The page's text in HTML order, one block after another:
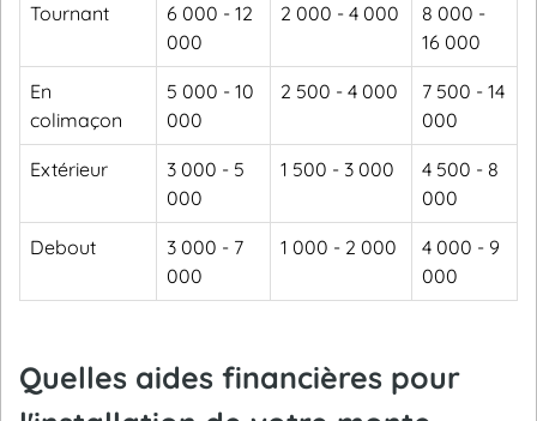
Tournant
6 000 - 12
000
2 000 - 4 000
8 000 -
16 000
En
colimaçon
5 000 - 10
000
2 500 - 4 000
7 500 - 14
000
Extérieur
3 000 - 5
000
1 500 - 3 000
4 500 - 8
000
Debout
3 000 - 7
000
1 000 - 2 000
4 000 - 9
000
Quelles aides financières pour